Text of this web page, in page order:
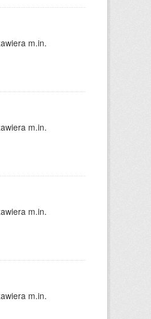
m.in.
m.in.
m.in.
m.in.